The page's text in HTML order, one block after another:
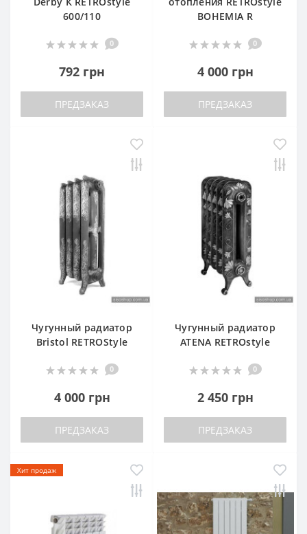
600/110
0
792 грн
ПРЕДЗАКАЗ
BOHEMIA R
0
4 000 грн
ПРЕДЗАКАЗ
Чугунный радиатор
Bristol RETROStyle
0
4 000 грн
ПРЕДЗАКАЗ
Чугунный радиатор
ATENA RETROstyle
0
2 450 грн
ПРЕДЗАКАЗ
Хит продаж